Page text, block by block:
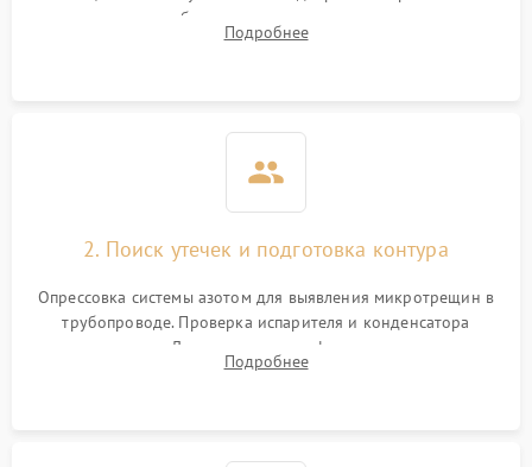
сопротивления обмоток мотора, проверка термостата и
считывание кодов ошибок с электронного дисплея.
Подробнее
2. Поиск утечек и подготовка контура
Опрессовка системы азотом для выявления микротрещин в
трубопроводе. Проверка испарителя и конденсатора
течеискателем. Демонтаж старого фильтра-осушителя и
продувка капиллярной трубки для устранения засоров.
Подробнее